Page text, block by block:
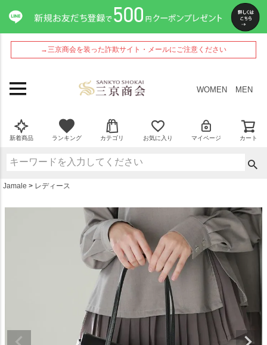
→三京商会を装った詐欺サイト・メールにご注意ください
WOMEN MEN
新着商品 ランキング カテゴリ お気に入り マイページ カート
Jamale レディース
ペー
ジト
ップ
へ